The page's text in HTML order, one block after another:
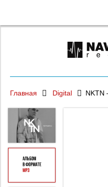
Главная Digital NKTN